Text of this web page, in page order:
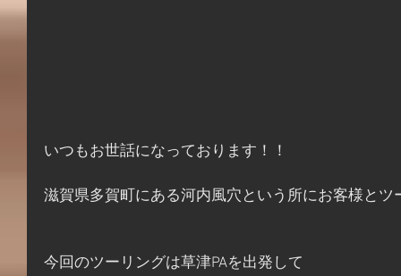
いつもお世話になっております！！
滋賀県多賀町にある河内風穴という所にお客様と
今回のツーリングは草津PAを出発して